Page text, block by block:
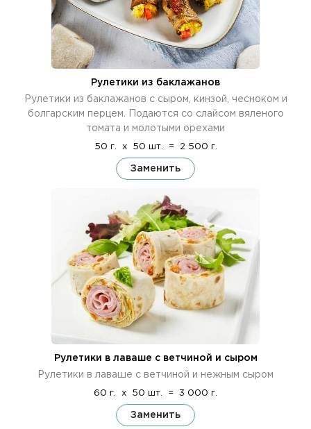
Рулетики из баклажанов
Рулетики из баклажанов с сыром, кинзой, чесноком и
болгарским перцем. Подаются со слайсом вяленого
томата и молотыми орехами
50 г. x 50 шт. = 2 500 г.
Заменить
Рулетики в лаваше с ветчиной и сыром
Рулетики в лаваше с ветчиной и нежным сыром
60 г. x 50 шт. = 3 000 г.
Заменить